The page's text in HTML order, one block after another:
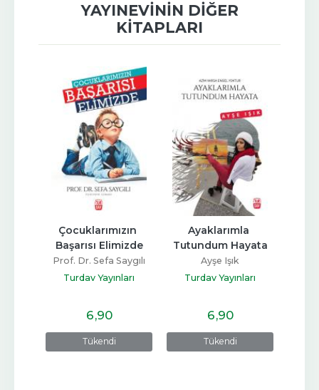
YAYINEVININ DIĞER
KITAPLARI
Tükendi
Çocuklarımızın
Başarısı Elimizde
Prof. Dr. Sefa Saygılı
Turdav Yayınları
6,90
Tükendi
Ayaklarımla
Tutundum Hayata
Ayşe Işık
Turdav Yayınları
6,90